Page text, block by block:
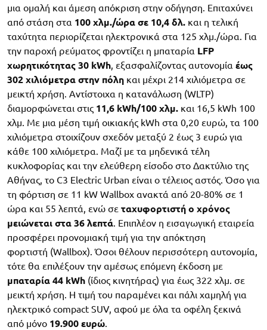
μια ομαλή και άμεση απόκριση στην οδήγηση. Επιταχύνει
από στάση στα 100 χλμ./ώρα σε 10,4 δλ. και η τελική
ταχύτητα περιορίζεται ηλεκτρονικά στα 125 χλμ./ώρα. Για
την παροχή ρεύματος φροντίζει η μπαταρία LFP
χωρητικότητας 30 kWh, εξασφαλίζοντας αυτονομία έως
302 χιλιόμετρα στην πόλη και μέχρι 214 χιλιόμετρα σε
μεικτή χρήση. Αντίστοιχα η κατανάλωση (WLTP)
διαμορφώνεται στις 11,6 kWh/100 χλμ. και 16,5 kWh 100
χλμ. Με μια μέση τιμή οικιακής kWh στα 0,20 ευρώ, τα 100
χιλιόμετρα στοιχίζουν σχεδόν μεταξύ 2 έως 3 ευρώ για
κάθε 100 χιλιόμετρα. Μαζί με τα μηδενικά τέλη
κυκλοφορίας και την ελεύθερη είσοδο στο Δακτύλιο της
Αθήνας, το C3 Electric Urban είναι ο τέλειος αστός. Όσο για
τη φόρτιση σε 11 kW Wallbox ανακτά από 20-80% σε 1
ώρα και 55 λεπτά, ενώ σε ταχυφορτιστή ο χρόνος
μειώνεται στα 36 λεπτά. Επιπλέον η εισαγωγική εταιρεία
προσφέρει προνομιακή τιμή για την απόκτηση
φορτιστή (Wallbox). Όσοι θέλουν περισσότερη αυτονομία,
τότε θα επιλέξουν την αμέσως επόμενη έκδοση με
μπαταρία 44 kWh (ίδιος κινητήρας) για έως 322 χλμ. σε
μεικτή χρήση. Η τιμή του παραμένει και πάλι χαμηλή για
ηλεκτρικό compact SUV, αφού με όλα τα οφέλη ξεκινά
από μόνο 19.900 ευρώ.